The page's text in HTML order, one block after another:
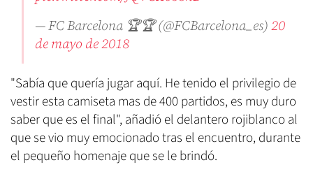
— FC Barcelona 🏆🏆 (@FCBarcelona_es)20
de mayo de 2018
"Sabía que quería jugar aquí. He tenido el privilegio de
vestir esta camiseta mas de 400 partidos, es muy duro
saber que es el final", añadió el delantero rojiblanco al
que se vio muy emocionado tras el encuentro, durante
el pequeño homenaje que se le brindó.